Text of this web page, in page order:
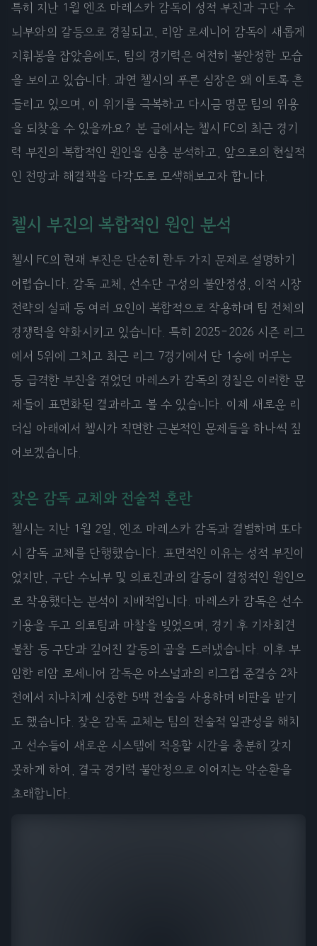
특히 지난 1월 엔조 마레스카 감독이 성적 부진과 구단 수
뇌부와의 갈등으로 경질되고, 리암 로세니어 감독이 새롭게
지휘봉을 잡았음에도, 팀의 경기력은 여전히 불안정한 모습
을 보이고 있습니다. 과연 첼시의 푸른 심장은 왜 이토록 흔
들리고 있으며, 이 위기를 극복하고 다시금 명문 팀의 위용
을 되찾을 수 있을까요? 본 글에서는 첼시 FC의 최근 경기
력 부진의 복합적인 원인을 심층 분석하고, 앞으로의 현실적
인 전망과 해결책을 다각도로 모색해보고자 합니다.
첼시 부진의 복합적인 원인 분석
첼시 FC의 현재 부진은 단순히 한두 가지 문제로 설명하기
어렵습니다. 감독 교체, 선수단 구성의 불안정성, 이적 시장
전략의 실패 등 여러 요인이 복합적으로 작용하며 팀 전체의
경쟁력을 약화시키고 있습니다. 특히 2025-2026 시즌 리그
에서 5위에 그치고 최근 리그 7경기에서 단 1승에 머무는
등 급격한 부진을 겪었던 마레스카 감독의 경질은 이러한 문
제들이 표면화된 결과라고 볼 수 있습니다. 이제 새로운 리
더십 아래에서 첼시가 직면한 근본적인 문제들을 하나씩 짚
어보겠습니다.
잦은 감독 교체와 전술적 혼란
첼시는 지난 1월 2일, 엔조 마레스카 감독과 결별하며 또다
시 감독 교체를 단행했습니다. 표면적인 이유는 성적 부진이
었지만, 구단 수뇌부 및 의료진과의 갈등이 결정적인 원인으
로 작용했다는 분석이 지배적입니다. 마레스카 감독은 선수
기용을 두고 의료팀과 마찰을 빚었으며, 경기 후 기자회견
불참 등 구단과 깊어진 갈등의 골을 드러냈습니다. 이후 부
임한 리암 로세니어 감독은 아스널과의 리그컵 준결승 2차
전에서 지나치게 신중한 5백 전술을 사용하며 비판을 받기
도 했습니다. 잦은 감독 교체는 팀의 전술적 일관성을 해치
고 선수들이 새로운 시스템에 적응할 시간을 충분히 갖지
못하게 하여, 결국 경기력 불안정으로 이어지는 악순환을
초래합니다.